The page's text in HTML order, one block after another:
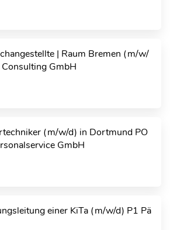
| Raum Bremen (m/w/
GmbH
(m/w/d) in Dortmund PO
GmbH
einer KiTa (m/w/d) P1 Pä